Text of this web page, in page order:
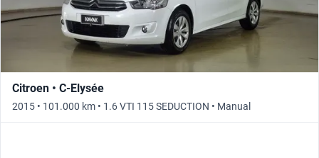
Citroen • C-Elysée
2015 • 101.000 km • 1.6 VTI 115 SEDUCTION • Manual